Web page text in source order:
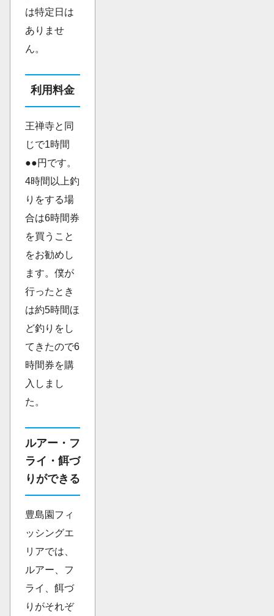
は特定日は
ありませ
ん。
利用料金
王禅寺と同
じで1時間
●●円です。
4時間以上釣
りをする場
合は6時間券
を買うこと
をお勧めし
ます。僕が
行ったとき
は約5時間ほ
ど釣りをし
てきたので6
時間券を購
入しまし
た。
ルアー・フ
ライ・餌づ
りができる
豊島園フィ
ッシングエ
リアでは、
ルアー、フ
ライ、餌づ
りがそれぞ